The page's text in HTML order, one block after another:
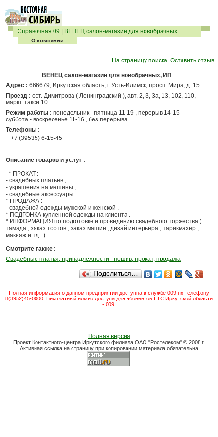
Справочная 09 ВЕНЕЦ салон-магазин для новобрачных
О компании
На страницу поиска Оставить отзыв
ВЕНЕЦ салон-магазин для новобрачных, ИП
Адрес : 666679, Иркутская область, г. Усть-Илимск, просп. Мира, д. 15
Проезд : ост. Димитрова ( Ленинградский ), авт. 2, 3, 3а, 13, 102, 110,
марш. такси 10
Режим работы : понедельник - пятница 11-19 , перерыв 14-15
суббота - воскресенье 11-16 , без перерыва
Телефоны :
+7 (39535) 6-15-45
Описание товаров и услуг :
* ПРОКАТ :
- свадебных платьев ;
- украшения на машины ;
- свадебные аксессуары .
* ПРОДАЖА :
- свадебной одежды мужской и женской .
* ПОДГОНКА купленной одежды на клиента .
* ИНФОРМАЦИЯ по подготовке и проведению свадебного торжества (
тамада , заказ тортов , заказ машин , дизай интерьера , парикмахер ,
макияж и тд . ) .
Смотрите также :
Свадебные платья, принадлежности - пошив, прокат, продажа
Поделиться…
Полная информация о данном предприятии доступна в службе 009 по телефону
8(3952)45-0000. Бесплатный номер доступа для абонентов ГТС Иркутской области
- 009.
Полная версия
Проект Контактного-центра Иркутского филиала ОАО "Ростелеком" © 2008 г.
Активная ссылка на страницу при копировании материала обязательна